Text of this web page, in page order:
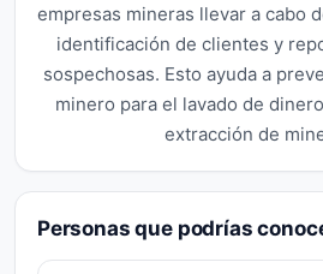
empresas mineras llevar a cabo
identificación de clientes y
sospechosas. Esto ayuda a
minero para el lavado de
extracción de
Personas que podrías